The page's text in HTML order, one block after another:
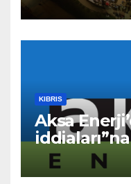
KIBRIS
Aksa
“Asılsız ve
haberler”